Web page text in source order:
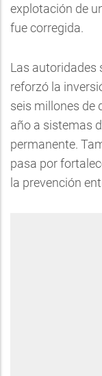
explotación de
fue corregida.
Las autoridades
reforzó la
seis millones de
año a sistemas
permanente.
pasa por
la prevención